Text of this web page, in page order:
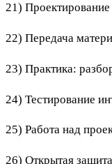
21)
22) Передача
23) Практика:
24) Тестирование
25) Работа над
26) Открытая